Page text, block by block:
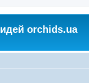
orchids.ua